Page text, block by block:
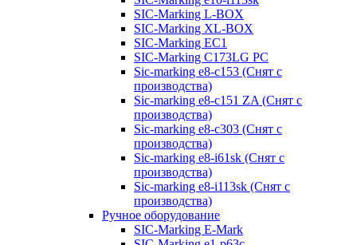
SIC-Marking L-BOX
SIC-Marking XL-BOX
SIC-Marking EC1
SIC-Marking C173LG PC
Sic-marking e8-c153 (Снят с
производства)
Sic-marking e8-c151 ZA (Снят с
производства)
Sic-marking e8-c303 (Снят с
производства)
Sic-marking e8-i61sk (Снят с
производства)
Sic-marking e8-i113sk (Снят с
производства)
Ручное оборудование
SIC-Marking E-Mark